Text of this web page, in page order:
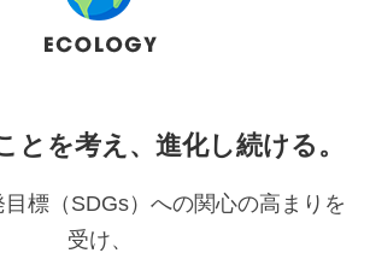
とを考え、進化し続ける。
標（SDGs）への関心の高まりを
受け、